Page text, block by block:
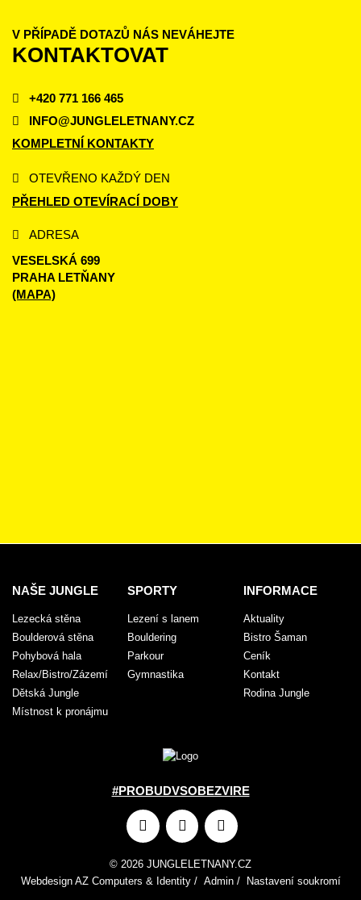
V PŘÍPADĚ DOTAZŮ NÁS NEVÁHEJTE
KONTAKTOVAT
+420 771 166 465
INFO@JUNGLELETNANY.CZ
KOMPLETNÍ KONTAKTY
OTEVŘENO KAŽDÝ DEN
PŘEHLED OTEVÍRACÍ DOBY
ADRESA
VESELSKÁ 699
PRAHA LETŇANY
(MAPA)
NAŠE JUNGLE
Lezecká stěna
Boulderová stěna
Pohybová hala
Relax/Bistro/Zázemí
Dětská Jungle
Místnost k pronájmu
SPORTY
Lezení s lanem
Bouldering
Parkour
Gymnastika
INFORMACE
Aktuality
Bistro Šaman
Ceník
Kontakt
Rodina Jungle
#PROBUDVSOBEZVIRE
© 2026 JUNGLELETNANY.CZ
Webdesign AZ Computers & Identity/ Admin/ Nastavení soukromí